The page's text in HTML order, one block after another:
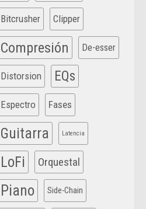
Bitcrusher Clipper
Compresión De-esser
Distorsion EQs
Espectro Fases
Guitarra Latencia
LoFi Orquestal
Piano Side-Chain